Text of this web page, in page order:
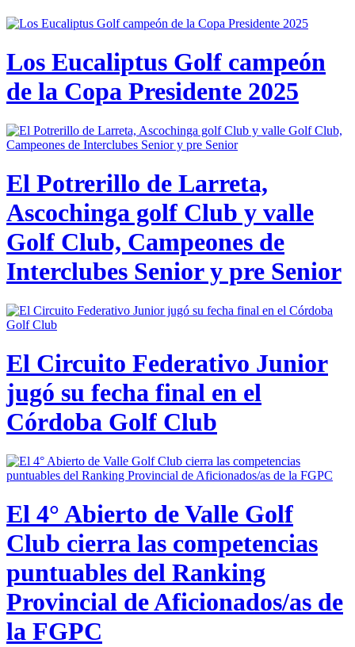
Los Eucaliptus Golf campeón
de la Copa Presidente 2025
El Potrerillo de Larreta,
Ascochinga golf Club y valle
Golf Club, Campeones de
Interclubes Senior y pre Senior
El Circuito Federativo Junior
jugó su fecha final en el
Córdoba Golf Club
El 4° Abierto de Valle Golf
Club cierra las competencias
puntuables del Ranking
Provincial de Aficionados/as de
la FGPC